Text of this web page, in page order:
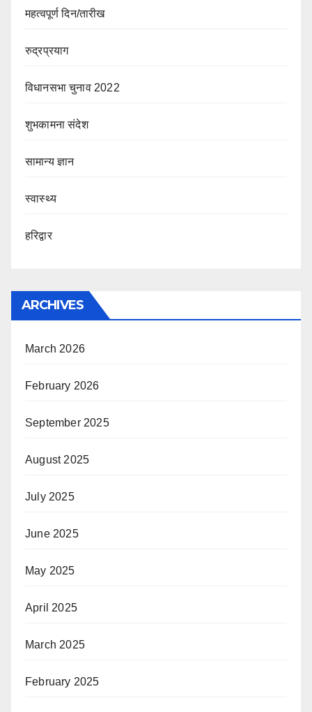
महत्वपूर्ण दिन/तारीख
रुद्रप्रयाग
विधानसभा चुनाव 2022
शुभकामना संदेश
सामान्य ज्ञान
स्वास्थ्य
हरिद्वार
ARCHIVES
March 2026
February 2026
September 2025
August 2025
July 2025
June 2025
May 2025
April 2025
March 2025
February 2025